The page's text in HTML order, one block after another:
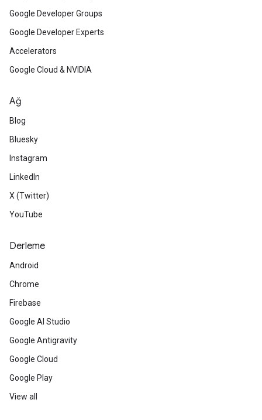
Google Developer Groups
Google Developer Experts
Accelerators
Google Cloud & NVIDIA
Ağ
Blog
Bluesky
Instagram
LinkedIn
X (Twitter)
YouTube
Derleme
Android
Chrome
Firebase
Google AI Studio
Google Antigravity
Google Cloud
Google Play
View all